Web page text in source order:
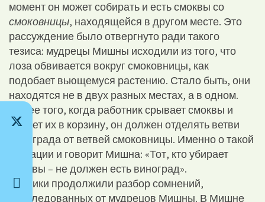
момент он может собирать и есть смоквы со
смоковницы, находящейся в другом месте. Это
рассуждение было отвергнуто ради такого
тезиса: мудрецы Мишны исходили из того, что
лоза обвивается вокруг смоковницы, как
подобает вьющемуся растению. Стало быть, они
находятся не в двух разных местах, а в одном.
Более того, когда работник срывает смоквы и
кладет их в корзину, он должен отделять ветви
винограда от ветвей смоковницы. Именно о такой
ситуации и говорит Мишна: «Тот, кто убирает
смоквы – не должен есть виноград».
Ученики продолжили разбор сомнений,
унаследованных от мудрецов Мишны. В Мишне